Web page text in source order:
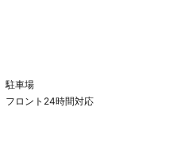
駐車場
フロント24時間対応